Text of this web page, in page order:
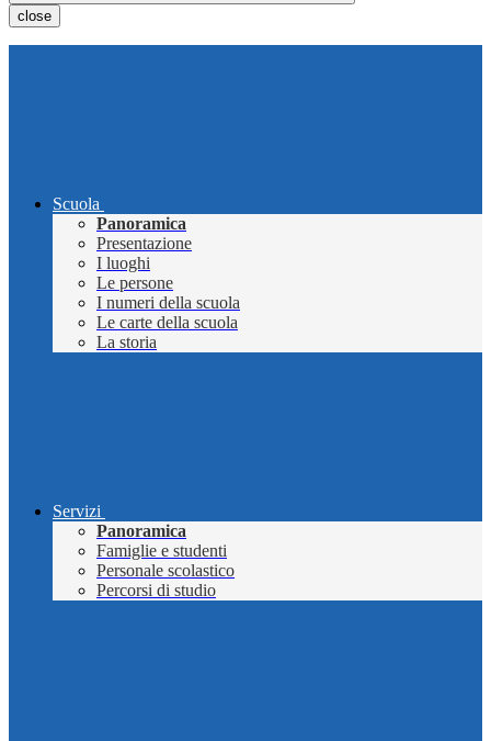
close
Scuola
Panoramica
Presentazione
I luoghi
Le persone
I numeri della scuola
Le carte della scuola
La storia
Servizi
Panoramica
Famiglie e studenti
Personale scolastico
Percorsi di studio